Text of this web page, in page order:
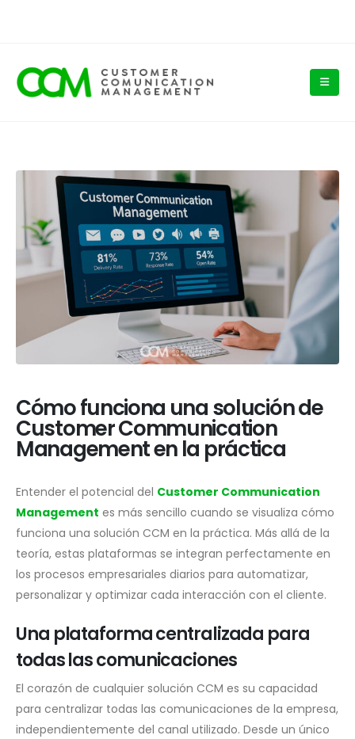
Cómo funciona una solución de
Customer Communication
Management en la práctica
Entender el potencial del Customer Communication
Management es más sencillo cuando se visualiza cómo
funciona una solución CCM en la práctica. Más allá de la
teoría, estas plataformas se integran perfectamente en
los procesos empresariales diarios para automatizar,
personalizar y optimizar cada interacción con el cliente.
Una plataforma centralizada para
todas las comunicaciones
El corazón de cualquier solución CCM es su capacidad
para centralizar todas las comunicaciones de la empresa,
independientemente del canal utilizado. Desde un único